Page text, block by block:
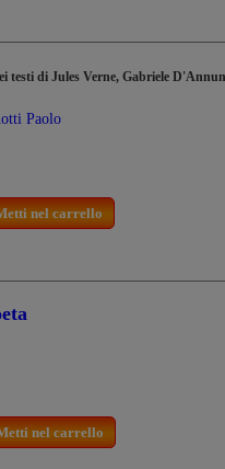
testi di Jules Verne, Gabriele
Paolo
nel carrello
nel carrello